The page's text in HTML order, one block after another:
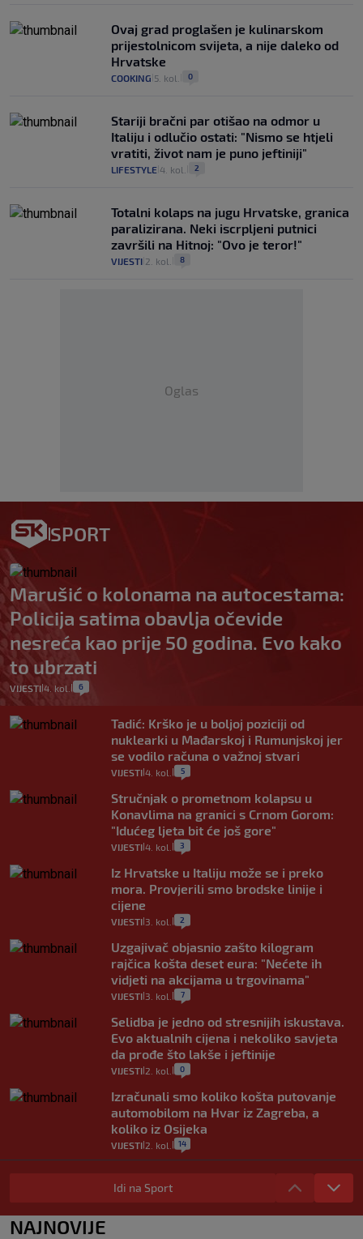
Ovaj grad proglašen je kulinarskom
prijestolnicom svijeta, a nije daleko od
Hrvatske
COOKING 5. kol. 0
Stariji bračni par otišao na odmor u
Italiju i odlučio ostati: "Nismo se htjeli
vratiti, život nam je puno jeftiniji"
LIFESTYLE 4. kol. 2
Totalni kolaps na jugu Hrvatske, granica
paralizirana. Neki iscrpljeni putnici
završili na Hitnoj: "Ovo je teror!"
VIJESTI 2. kol. 8
Oglas
SPORT
Marušić o kolonama na autocestama:
Policija satima obavlja očevide
nesreća kao prije 50 godina. Evo kako
to ubrzati
VIJESTI 4. kol. 6
Tadić: Krško je u boljoj poziciji od
nuklearki u Mađarskoj i Rumunjskoj jer
se vodilo računa o važnoj stvari
VIJESTI 4. kol. 5
Stručnjak o prometnom kolapsu u
Konavlima na granici s Crnom Gorom:
"Idućeg ljeta bit će još gore"
VIJESTI 4. kol. 3
Iz Hrvatske u Italiju može se i preko
mora. Provjerili smo brodske linije i
cijene
VIJESTI 3. kol. 2
Uzgajivač objasnio zašto kilogram
rajčica košta deset eura: "Nećete ih
vidjeti na akcijama u trgovinama"
VIJESTI 3. kol. 7
Selidba je jedno od stresnijih iskustava.
Evo aktualnih cijena i nekoliko savjeta
da prođe što lakše i jeftinije
VIJESTI 2. kol. 0
Izračunali smo koliko košta putovanje
automobilom na Hvar iz Zagreba, a
koliko iz Osijeka
VIJESTI 2. kol. 14
"Kći je otišla na more, a zaboravila
zdravstvenu iskaznicu". Kakva su prava
pacijenata izvan mjesta prebivališta?
VIJESTI 1. kol. 1
Idi na Sport
NAJNOVIJE